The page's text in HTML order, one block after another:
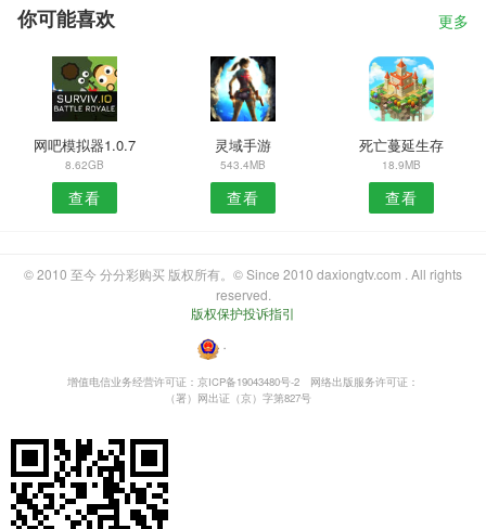
你可能喜欢 更多
网吧模拟器1.0.7
8.62GB
查看
灵域手游
543.4MB
查看
死亡蔓延生存
18.9MB
查看
© 2010 至今 分分彩购买 版权所有。© Since 2010 daxiongtv.com . All rights
reserved.
版权保护投诉指引
・
增值电信业务经营许可证：京ICP备19043480号-2
网络出版服务许可证：
（署）网出证（京）字第827号